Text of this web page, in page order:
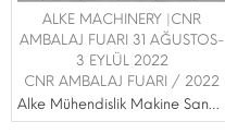
ALKE MACHINERY |CNR
AMBALAJ FUARI 31 AĞUSTOS-
3 EYLÜL 2022
CNR AMBALAJ FUARI / 2022
Alke Mühendislik Makine Sanayi Ticaret Limited Şirketi